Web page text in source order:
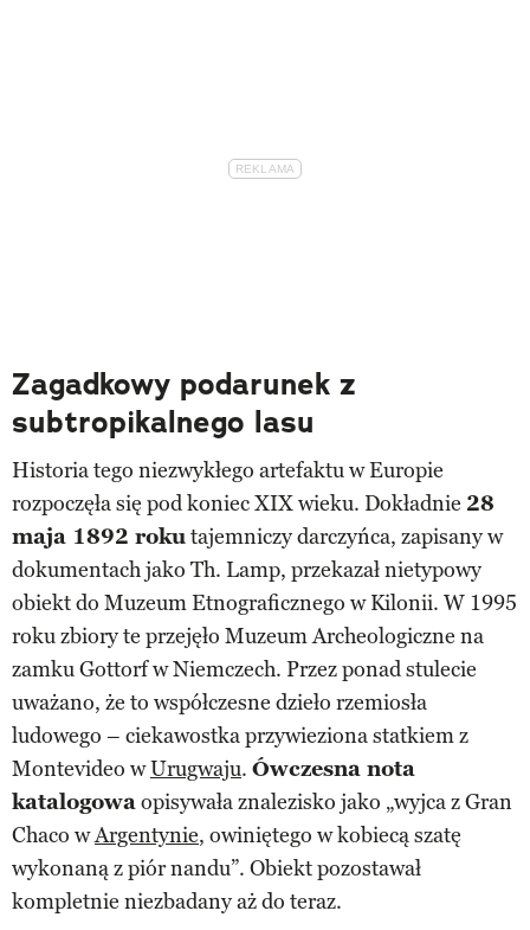
Zagadkowy podarunek z
subtropikalnego lasu
Historia tego niezwykłego artefaktu w Europie
rozpoczęła się pod koniec XIX wieku. Dokładnie 28
maja 1892 rokutajemniczy darczyńca, zapisany w
dokumentach jako Th. Lamp, przekazał nietypowy
obiekt do Muzeum Etnograficznego w Kilonii. W 1995
roku zbiory te przejęło Muzeum Archeologiczne na
zamku Gottorf w Niemczech. Przez ponad stulecie
uważano, że to współczesne dzieło rzemiosła
ludowego – ciekawostka przywieziona statkiem z
Montevideo wUrugwaju. Ówczesna nota
katalogowaopisywała znalezisko jako „wyjca z Gran
Chaco wArgentynie, owiniętego w kobiecą szatę
wykonaną z piór nandu”. Obiekt pozostawał
kompletnie niezbadany aż do teraz.